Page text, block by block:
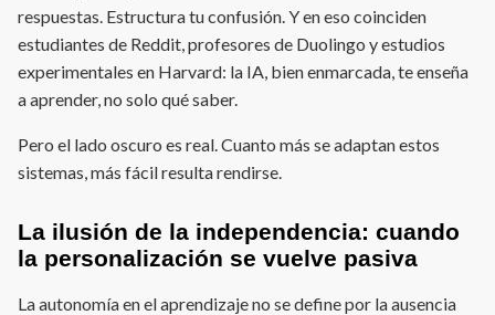
respuestas. Estructura tu confusión. Y en eso coinciden
estudiantes de Reddit, profesores de Duolingo y estudios
experimentales en Harvard: la IA, bien enmarcada, te enseña
a aprender, no solo qué saber.
Pero el lado oscuro es real. Cuanto más se adaptan estos
sistemas, más fácil resulta rendirse.
La ilusión de la independencia: cuando
la personalización se vuelve pasiva
La autonomía en el aprendizaje no se define por la ausencia